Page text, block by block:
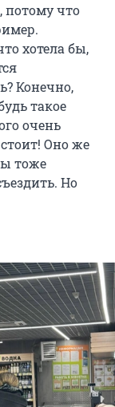
потому что
хотела бы,
Конечно,
такое
очень
Оно же
тоже
Но